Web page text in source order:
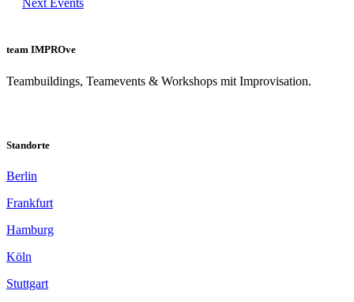
Next Events
team IMPROve
Teambuildings, Teamevents & Workshops mit Improvisation.
Standorte
Berlin
Frankfurt
Hamburg
Köln
Stuttgart